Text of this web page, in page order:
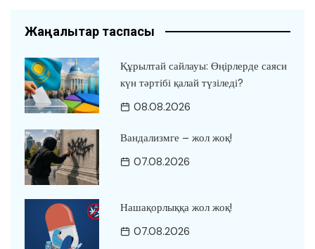
Жаңалықтар таспасы
Құрылтай сайлауы: Өңірлерде саяси
күн тәртібі қалай түзіледі?
08.08.2026
Вандализмге – жол жоқ!
07.08.2026
Нашақорлыққа жол жоқ!
07.08.2026